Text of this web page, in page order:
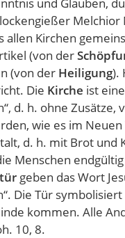
allen Kirchen
(von der
(von der Heiligung).
Die Kirche ist
d. h. ohne
wie es im
d. h. mit Brot und
Menschen
geben das Wort
Die Tür
kommen. Alle
10, 8.